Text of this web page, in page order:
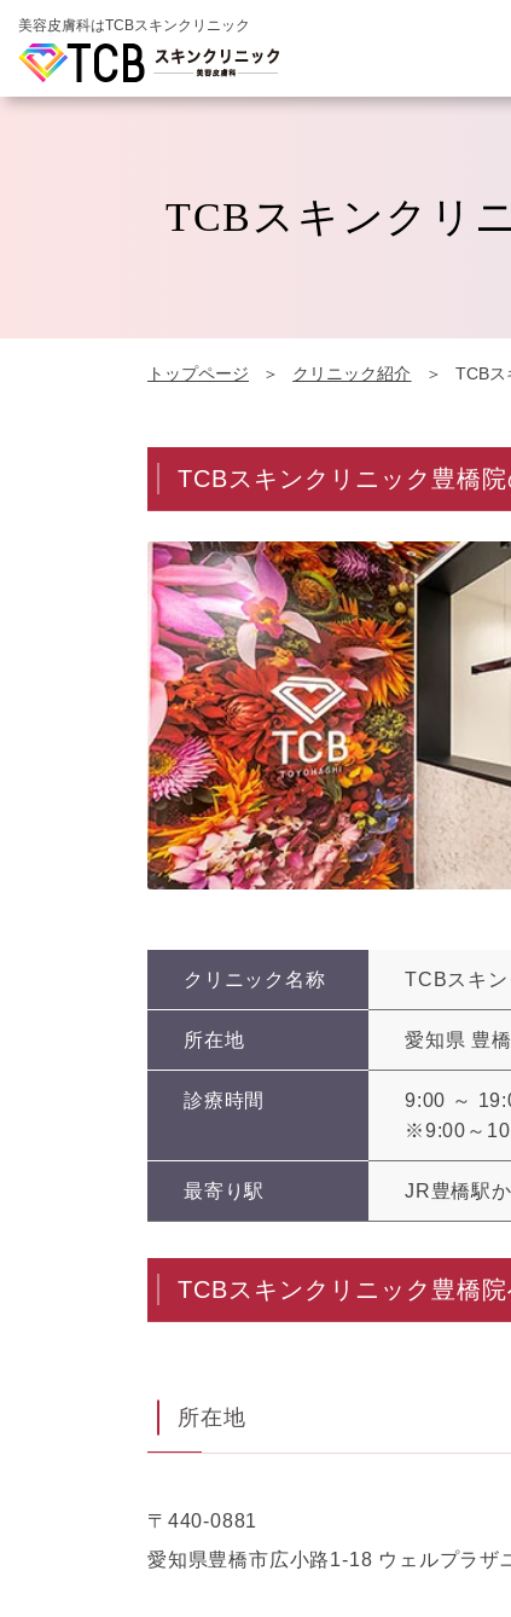
美容皮膚科はTCBスキンクリニック
TCBスキンクリ
トップページ クリニック紹介 TCBス
TCBスキンクリニック豊橋
クリニック名称 TCBスキ
所在地 愛知県 豊
診療時間
9:00 ～
※9:00～
最寄り駅 JR豊橋駅
TCBスキンクリニック豊橋
所在地
〒440-0881
愛知県豊橋市広小路1-18 ウェルプラザ